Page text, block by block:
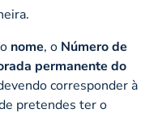
nome, o Número de
permanente do
corresponder à
pretendes ter o